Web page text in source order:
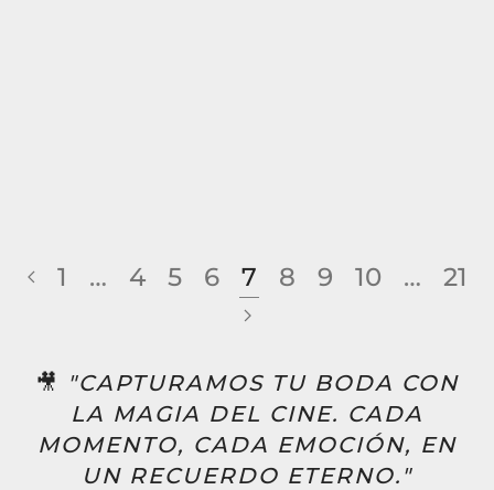
1 … 4 5 6 7 8 9 10 … 21
🎥 "CAPTURAMOS TU BODA CON
LA MAGIA DEL CINE. CADA
MOMENTO, CADA EMOCIÓN, EN
UN RECUERDO ETERNO."